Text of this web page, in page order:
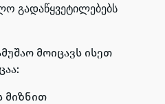
გადაწყვეტილებებს
მოიცავს ისეთ
მიზნით